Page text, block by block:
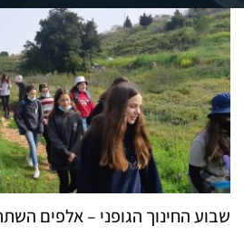
שבוע החינוך הגופני – אלפים